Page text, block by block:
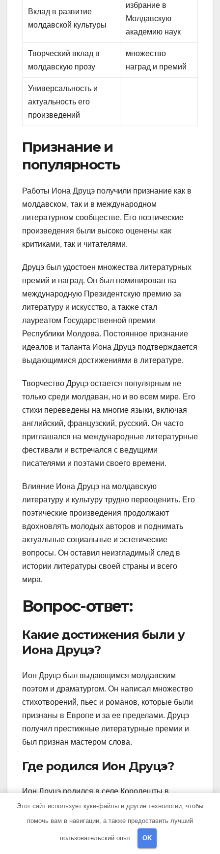
Вклад в развитие
молдавской культуры
избрание в
Молдавскую
академию наук
Творческий вклад в
молдавскую прозу
множество
наград и премий
Универсальность и
актуальность его
произведений
Признание и
популярность
Работы Иона Друцэ получили признание как в
молдавском, так и в международном
литературном сообществе. Его поэтические
произведения были высоко оценены как
критиками, так и читателями.
Друцэ был удостоен множества литературных
премий и наград. Он был номинирован на
международную Президентскую премию за
литературу и искусство, а также стал
лауреатом Государственной премии
Республики Молдова. Постоянное признание
идеалов и таланта Иона Друцэ подтверждается
выдающимися достижениями в литературе.
Творчество Друцэ остается популярным не
только среди молдаван, но и во всем мире. Его
стихи переведены на многие языки, включая
английский, французский, русский. Он часто
приглашался на международные литературные
фестивали и встречался с ведущими
писателями и поэтами своего времени.
Влияние Иона Друцэ на молдавскую
литературу и культуру трудно переоценить. Его
поэтические произведения продолжают
вдохновлять молодых авторов и поднимать
актуальные социальные и эстетические
вопросы. Он оставил неизгладимый след в
истории литературы своей страны и всего
мира.
Вопрос-ответ:
Какие достижения были у
Иона Друцэ?
Ион Друцэ был выдающимся молдавским
поэтом и драматургом. Он написал множество
стихотворений, пьес и романов, которые были
признаны в Европе и за ее пределами. Друцэ
получил престижные литературные премии и
был признан мастером слова.
Где родился Ион Друцэ?
Ион Друцэ родился в селе Королешты в
Бессарабии, которая находилась в составе
Российской империи. Он провел свое детство и
юность в этом месте, которое впоследствии
Этот сайт использует куки-файлы и другие технологии, чтобы
помочь вам в навигации, а также предоставить лучший
пользовательский опыт. OK